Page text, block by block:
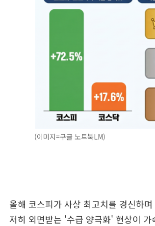
(이미지=구글 노트북LM)
올해 코스피가 사상 최고치를 경신하
저히 외면받는 '수급 양극화' 현상이 가